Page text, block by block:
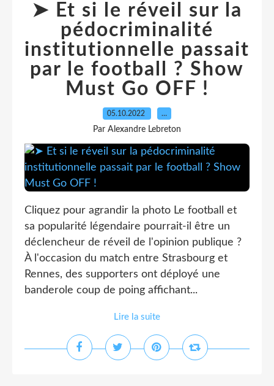
➤ Et si le réveil sur la
pédocriminalité
institutionnelle passait
par le football ? Show
Must Go OFF !
05.10.2022 …
Par Alexandre Lebreton
Cliquez pour agrandir la photo Le football et
sa popularité légendaire pourrait-il être un
déclencheur de réveil de l'opinion publique ?
À l'occasion du match entre Strasbourg et
Rennes, des supporters ont déployé une
banderole coup de poing affichant...
Lire la suite